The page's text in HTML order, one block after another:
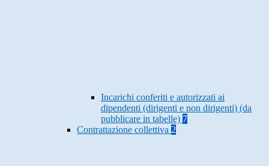
Incarichi conferiti e autorizzati ai
dipendenti (dirigenti e non dirigenti) (da
pubblicare in tabelle) 7
Contrattazione collettiva 2